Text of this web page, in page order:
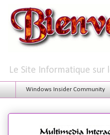
Le Site Informatique sur
Windows Insider Community